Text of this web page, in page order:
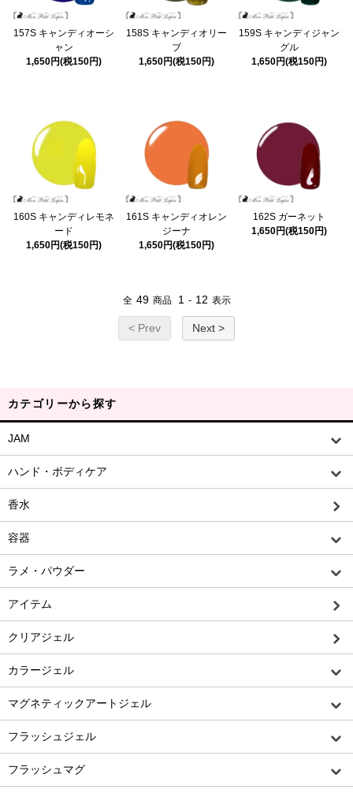
157S キャンディオーシ
ャン
1,650円(税150円)
158S キャンディオリー
ブ
1,650円(税150円)
159S キャンディジャン
グル
1,650円(税150円)
160S キャンディレモネ
ード
1,650円(税150円)
161S キャンディオレン
ジーナ
1,650円(税150円)
162S ガーネット
1,650円(税150円)
全 49 商品 1 - 12 表示
< Prev Next >
カテゴリーから探す
JAM
ハンド・ボディケア
香水
容器
ラメ・パウダー
アイテム
クリアジェル
カラージェル
マグネティックアートジェル
フラッシュジェル
フラッシュマグ